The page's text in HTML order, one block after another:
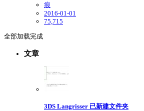
痕
2016-01-01
75,715
全部加载完成
文章
3DS Langrisser 已新建文件夹